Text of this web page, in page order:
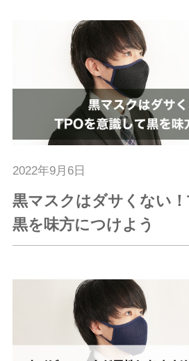
黒マスクはダサくない
黒を味方につけよう
2022年9月6日